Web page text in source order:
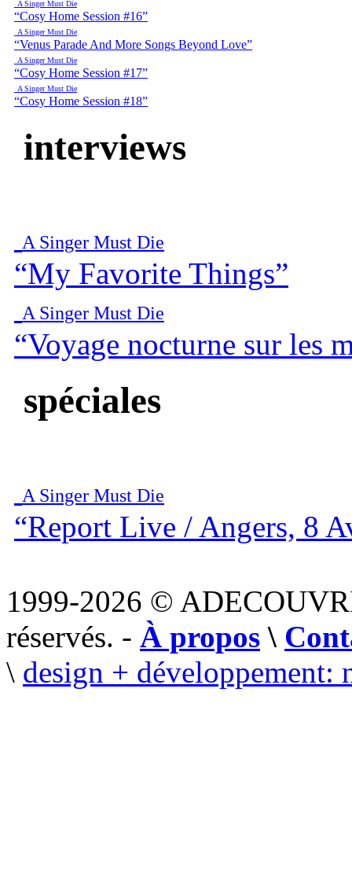
A Singer Must Die
“Cosy Home Session #16”
A Singer Must Die
“Venus Parade And More Songs Beyond Love”
A Singer Must Die
“Cosy Home Session #17”
A Singer Must Die
“Cosy Home Session #18”
interviews
A Singer Must Die
“My Favorite Things”
A Singer Must Die
“Voyage nocturne sur les
spéciales
A Singer Must Die
“Report Live / Angers, 8
1999-2026 ©
réservés. - À propos \
\ design + développement: